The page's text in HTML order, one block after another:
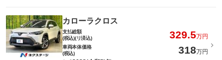
カローラクロス
支払総額
(税込)(リ済込)
329.5万円
車両本体価格
(税込)
318万円